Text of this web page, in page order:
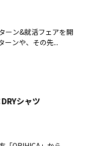
ーン&就活フェアを開
ーンや、その先...
シャツ